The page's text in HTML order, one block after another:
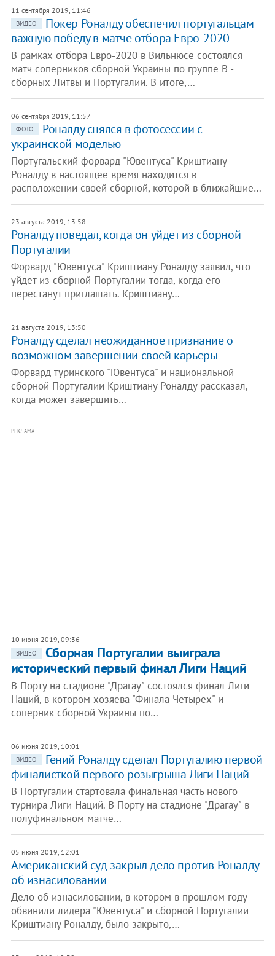
11 сентября 2019, 11:46
ВИДЕО
Покер Роналду обеспечил португальцам
важную победу в матче отбора Евро-2020
В рамках отбора Евро-2020 в Вильнюсе состоялся
матч соперников сборной Украины по группе В -
сборных Литвы и Португалии. В итоге,…
06 сентября 2019, 11:57
ФОТО
Роналду снялся в фотосессии с
украинской моделью
Португальский форвард "Ювентуса" Криштиану
Роналду в настоящее время находится в
расположении своей сборной, которой в ближайшие…
23 августа 2019, 13:58
Роналду поведал, когда он уйдет из сборной
Португалии
Форвард "Ювентуса" Криштиану Роналду заявил, что
уйдет из сборной Португалии тогда, когда его
перестанут приглашать. Криштиану…
21 августа 2019, 13:50
Роналду сделал неожиданное признание о
возможном завершении своей карьеры
Форвард туринского "Ювентуса" и национальной
сборной Португалии Криштиану Роналду рассказал,
когда может завершить…
РЕКЛАМА
10 июня 2019, 09:36
ВИДЕО
Сборная Португалии выиграла
исторический первый финал Лиги Наций
В Порту на стадионе "Драгау" состоялся финал Лиги
Наций, в котором хозяева "Финала Четырех" и
соперник сборной Украины по…
06 июня 2019, 10:01
ВИДЕО
Гений Роналду сделал Португалию первой
финалисткой первого розыгрыша Лиги Наций
В Португалии стартовала финальная часть нового
турнира Лиги Наций. В Порту на стадионе "Драгау" в
полуфинальном матче…
05 июня 2019, 12:01
Американский суд закрыл дело против Роналду
об изнасиловании
Дело об изнасиловании, в котором в прошлом году
обвинили лидера "Ювентуса" и сборной Португалии
Криштиану Роналду, было закрыто,…